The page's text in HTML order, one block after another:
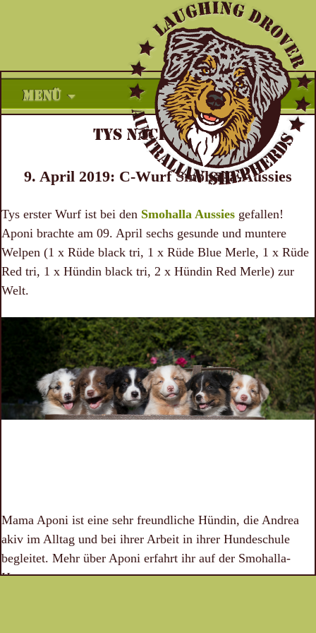
MENÜ
Inhalt
TYS NACHZUCHT
9. April 2019: C-Wurf Smohalla-Aussies
Tys erster Wurf ist bei den Smohalla Aussies gefallen!
Aponi brachte am 09. April sechs gesunde und muntere
Welpen (1 x Rüde black tri, 1 x Rüde Blue Merle, 1 x Rüde
Red tri, 1 x Hündin black tri, 2 x Hündin Red Merle) zur
Welt.
Mama Aponi ist eine sehr freundliche Hündin, die Andrea
akiv im Alltag und bei ihrer Arbeit in ihrer Hundeschule
begleitet. Mehr über Aponi erfahrt ihr auf der Smohalla-
Homepage.